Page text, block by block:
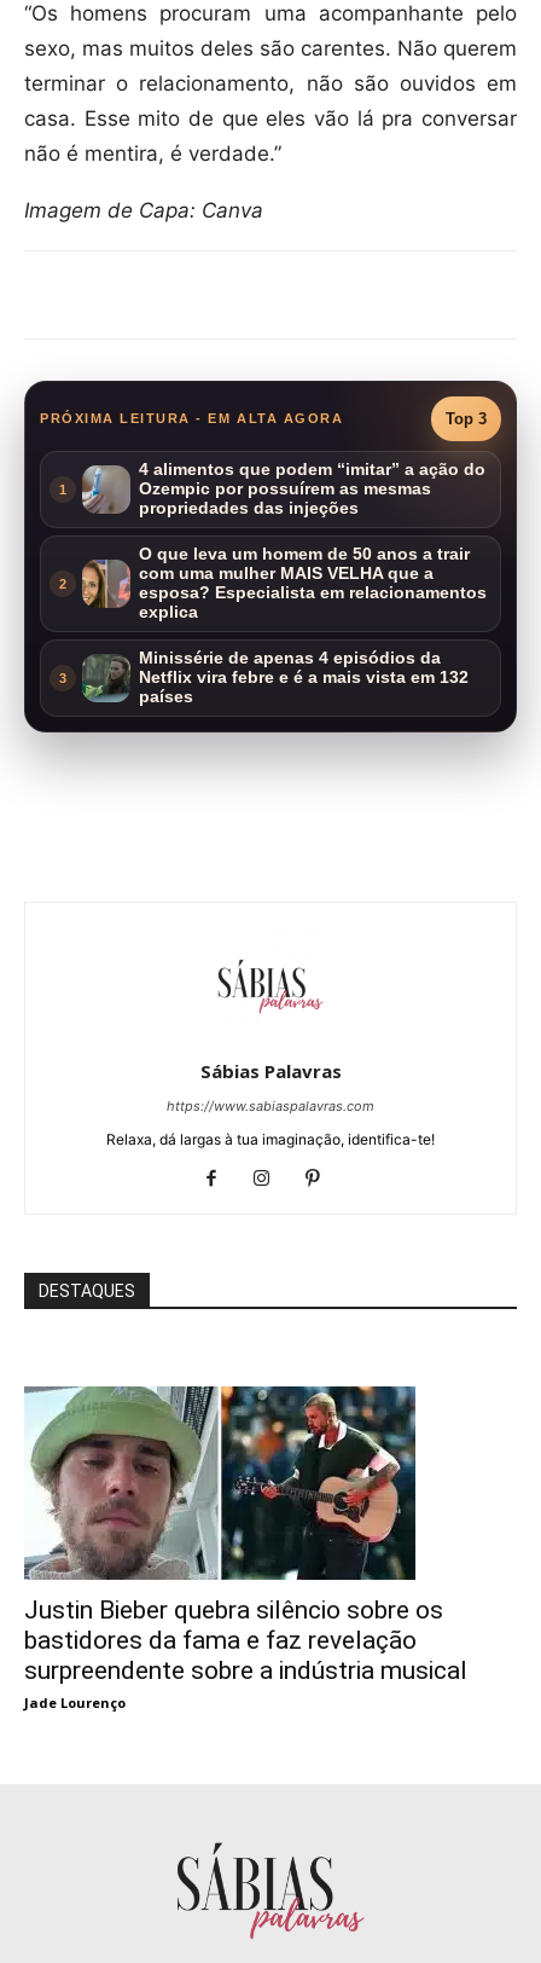
“Os homens procuram uma acompanhante pelo
sexo, mas muitos deles são carentes. Não querem
terminar o relacionamento, não são ouvidos em
casa. Esse mito de que eles vão lá pra conversar
não é mentira, é verdade.”
Imagem de Capa: Canva
PRÓXIMA LEITURA - EM ALTA AGORA Top 3
1
4 alimentos que podem “imitar” a ação do
Ozempic por possuírem as mesmas
propriedades das injeções
2
O que leva um homem de 50 anos a trair
com uma mulher MAIS VELHA que a
esposa? Especialista em relacionamentos
explica
3
Minissérie de apenas 4 episódios da
Netflix vira febre e é a mais vista em 132
países
Sábias Palavras
https://www.sabiaspalavras.com
Relaxa, dá largas à tua imaginação, identifica-te!
DESTAQUES
Justin Bieber quebra silêncio sobre os
bastidores da fama e faz revelação
surpreendente sobre a indústria musical
Jade Lourenço